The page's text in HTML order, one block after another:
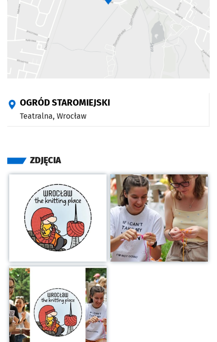
OGRÓD STAROMIEJSKI
Teatralna, Wrocław
ZDJĘCIA
Kliknij, aby powiększyć
Kliknij, aby powiększyć